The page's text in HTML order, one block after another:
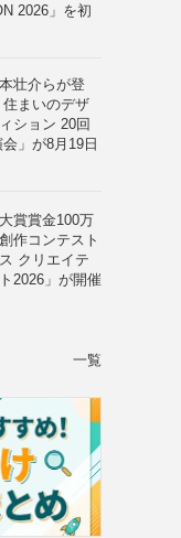
2026」を初
壮介らが登
まいのデザ
ション 20回
」が8月19日
賞賞金100万
作コンテスト
クリエイテ
2026」が開催
一覧